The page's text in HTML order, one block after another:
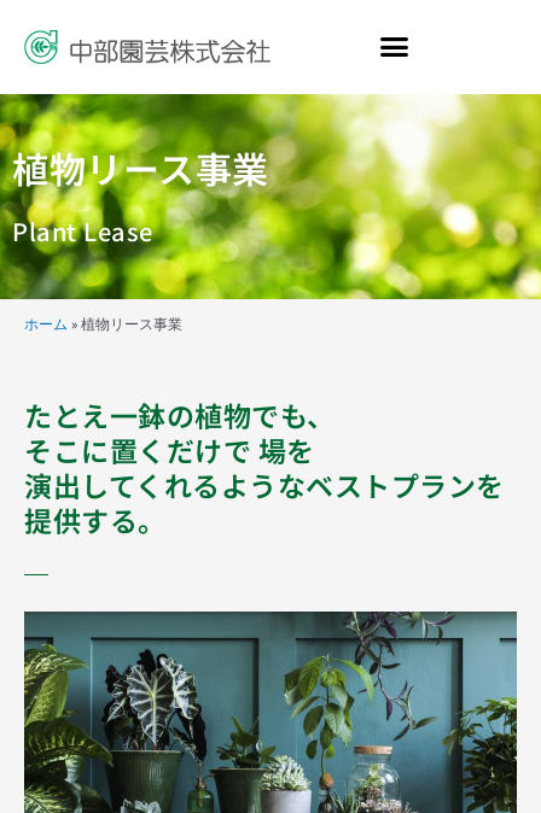
ス
キ
ッ
プ植物リース事業
Plant Lease
ホーム » 植物リース事業
たとえ一鉢の植物でも、
そこに置くだけで 場を
演出してくれるようなベストプランを
提供する。